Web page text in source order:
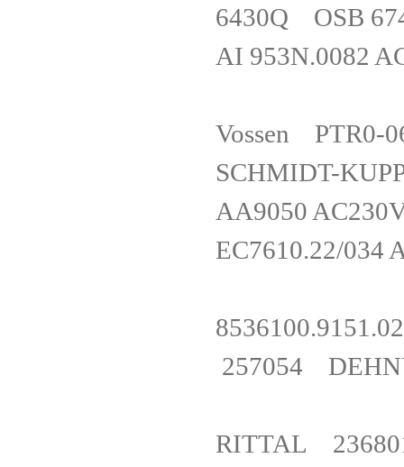
6430Q
AI 953N.0082
Vossen
SCHMIDT-
AA9050
EC7610.22/
257054
RITTAL